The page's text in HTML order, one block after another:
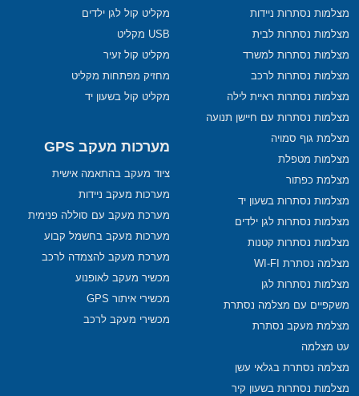
מצלמות נסתרות ניידות
מצלמות נסתרות לבית
מצלמות נסתרות למשרד
מצלמות נסתרות לרכב
מצלמות נסתרות ראיית לילה
מצלמות נסתרות עם חיישן תנועה
מצלמת גוף סמויה
מצלמות מטפלת
מצלמת כפתור
מצלמות נסתרות בשעון יד
מצלמות נסתרות לגן ילדים
מצלמות נסתרות קטנות
מצלמה נסתרת WI-FI
מצלמות נסתרות לגן
משקפיים עם מצלמה נסתרת
מצלמת מעקב נסתרת
עט מצלמה
מצלמה נסתרת בגלאי עשן
מצלמות נסתרות בשעון קיר
מקליט קול לגן ילדים
USB מקליט
מקליט קול זעיר
מחזיק מפתחות מקליט
מקליט קול בשעון יד
מערכות מעקב GPS
ציוד מעקב בהתאמה אישית
מערכות מעקב ניידות
מערכת מעקב עם סוללה פנימית
מערכות מעקב בחשמל קבוע
מערכת מעקב להצמדה לרכב
מכשיר מעקב לאופנוע
מכשירי איתור GPS
מכשירי מעקב לרכב